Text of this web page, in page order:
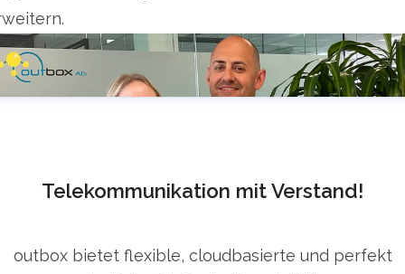
Telekommunikation mit Verstand!
outbox bietet flexible, cloudbasierte und perfekt